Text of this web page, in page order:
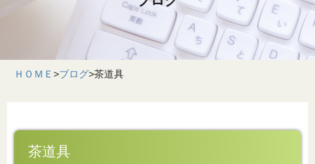
ＨＯＭＥ >ブログ>茶道具
茶道具